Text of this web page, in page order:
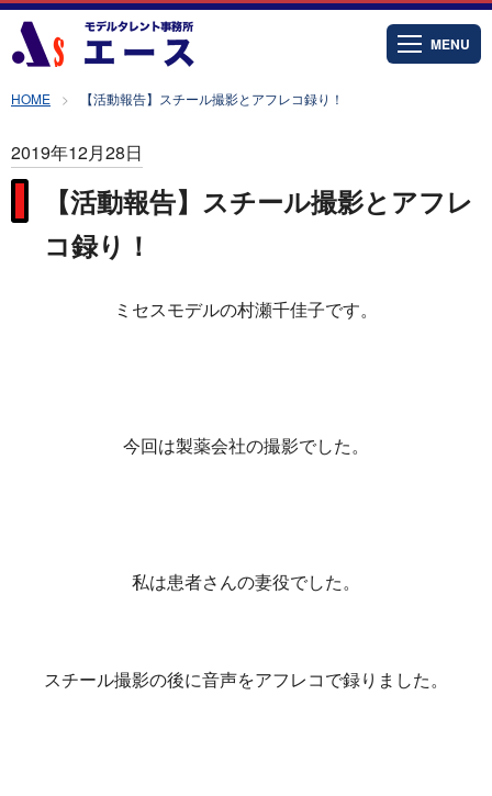
MENU
HOME 【活動報告】スチール撮影とアフレコ録り！
2019年12月28日
【活動報告】スチール撮影とアフレ
コ録り！
ミセスモデルの村瀬千佳子です。
今回は製薬会社の撮影でした。
私は患者さんの妻役でした。
スチール撮影の後に音声をアフレコで録りました。